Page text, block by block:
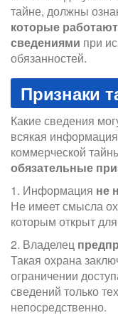
тайне, должны
которые
сведениями при
обязанностей.
Признаки
Какие сведения
всякая
коммерческой
обязательные
1. Информация не
Не имеет смысла
которым открыт
2. Владелец
Такая охрана
ограничении
сведений только
непосредственно.